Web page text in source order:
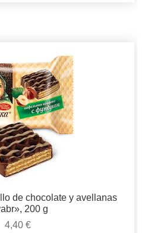
de chocolate y avellanas
200 g
4,40 €